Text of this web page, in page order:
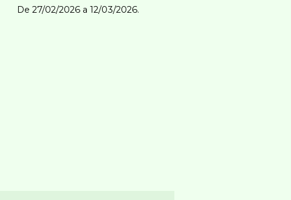
De 27/02/2026 a 12/03/2026.